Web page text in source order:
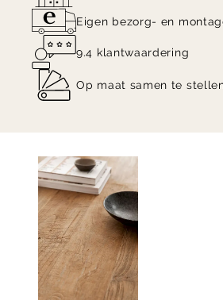
Eigen bezorg- en
9.4 klantwaardering
Op maat samen te